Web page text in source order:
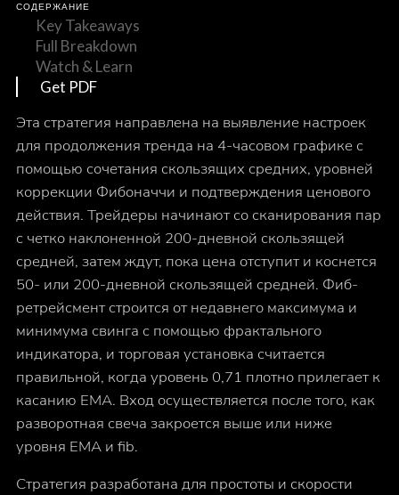
СОДЕРЖАНИЕ
Key Takeaways
Full Breakdown
Watch & Learn
Get PDF
Эта стратегия направлена на выявление настроек
для продолжения тренда на 4-часовом графике с
помощью сочетания скользящих средних, уровней
коррекции Фибоначчи и подтверждения ценового
действия. Трейдеры начинают со сканирования пар
с четко наклоненной 200-дневной скользящей
средней, затем ждут, пока цена отступит и коснется
50- или 200-дневной скользящей средней. Фиб-
ретрейсмент строится от недавнего максимума и
минимума свинга с помощью фрактального
индикатора, и торговая установка считается
правильной, когда уровень 0,71 плотно прилегает к
касанию ЕМА. Вход осуществляется после того, как
разворотная свеча закроется выше или ниже
уровня EMA и fib.
Стратегия разработана для простоты и скорости